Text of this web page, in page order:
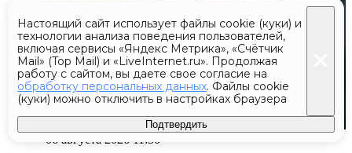
06 августа 2026 11:50
Настоящий сайт использует файлы cookie (куки) и
технологии анализа поведения пользователей,
включая сервисы «Яндекс Метрика», «Счётчик
Mail» (Top Mail) и «LiveInternet.ru». Продолжая
работу с сайтом, вы даете свое согласие на
обработку персональных данных. Файлы cookie
(куки) можно отключить в настройках браузера
Подтвердить